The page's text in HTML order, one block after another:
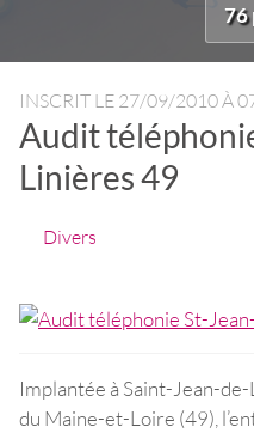
76
INSCRIT LE 27/09/2010 À
Audit
Linières 49
Divers
Implantée à Saint-Jean-
du Maine-et-Loire (49),